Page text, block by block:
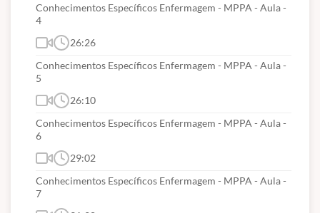
Prazo de acesso de
Conhecimentos Específicos Enfermagem - MPPA - Aula -
4
26:26
Conhecimentos Específicos Enfermagem - MPPA - Aula -
5
26:10
Conhecimentos Específicos Enfermagem - MPPA - Aula -
6
29:02
Conhecimentos Específicos Enfermagem - MPPA - Aula -
7